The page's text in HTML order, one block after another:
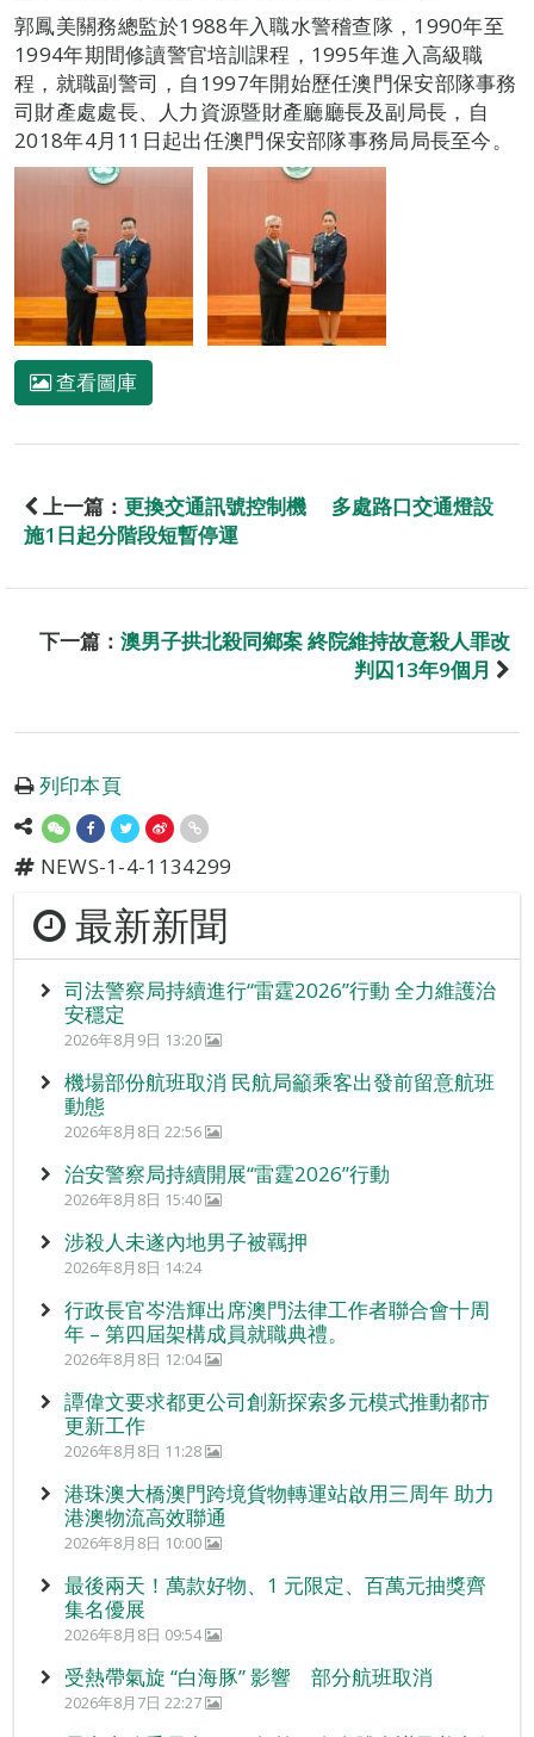
郭鳳美關務總監於1988年入職水警稽查隊，1990年至
1994年期間修讀警官培訓課程，1995年進入高級職
程，就職副警司，自1997年開始歷任澳門保安部隊事務
司財產處處長、人力資源暨財產廳廳長及副局長，自
2018年4月11日起出任澳門保安部隊事務局局長至今。
查看圖庫
上一篇： 更換交通訊號控制機 多處路口交通燈設
施1日起分階段短暫停運
下一篇： 澳男子拱北殺同鄉案 終院維持故意殺人罪改
判囚13年9個月
列印本頁
NEWS-1-4-1134299
最新新聞
司法警察局持續進行“雷霆2026”行動 全力維護治
安穩定
2026年8月9日 13:20
機場部份航班取消 民航局籲乘客出發前留意航班
動態
2026年8月8日 22:56
治安警察局持續開展“雷霆2026”行動
2026年8月8日 15:40
涉殺人未遂內地男子被羈押
2026年8月8日 14:24
行政長官岑浩輝出席澳門法律工作者聯合會十周
年 – 第四屆架構成員就職典禮。
2026年8月8日 12:04
譚偉文要求都更公司創新探索多元模式推動都市
更新工作
2026年8月8日 11:28
港珠澳大橋澳門跨境貨物轉運站啟用三周年 助力
港澳物流高效聯通
2026年8月8日 10:00
最後兩天！萬款好物、1 元限定、百萬元抽獎齊
集名優展
2026年8月8日 09:54
受熱帶氣旋 “白海豚” 影響 部分航班取消
2026年8月7日 22:27